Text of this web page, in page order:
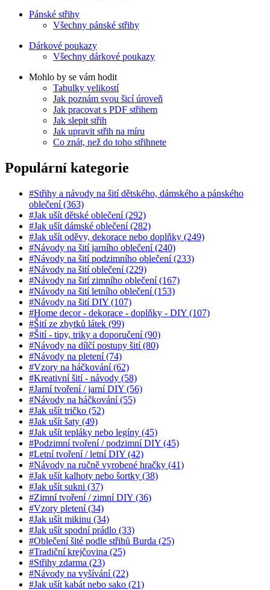
Pánské střihy
Všechny pánské střihy
Dárkové poukazy
Všechny dárkové poukazy
Mohlo by se vám hodit
Tabulky velikostí
Jak poznám svou šicí úroveň
Jak pracovat s PDF střihem
Jak slepit střih
Jak upravit střih na míru
Co znát, než do toho střihnete
Populární kategorie
#Střihy a návody na šití dětského, dámského a pánského
oblečení (363)
#Jak ušít dětské oblečení (292)
#Jak ušít dámské oblečení (282)
#Jak ušít oděvy, dekorace nebo doplňky (249)
#Návody na šití jarního oblečení (240)
#Návody na šití podzimního oblečení (233)
#Návody na šití oblečení (229)
#Návody na šití zimního oblečení (167)
#Návody na šití letního oblečení (153)
#Návody na šití DIY (107)
#Home decor - dekorace - doplňky - DIY (107)
#Šití ze zbytků látek (99)
#Šití - tipy, triky a doporučení (90)
#Návody na dílčí postupy šití (80)
#Návody na pletení (74)
#Vzory na háčkování (62)
#Kreativní šití - návody (58)
#Jarní tvoření / jarní DIY (56)
#Návody na háčkování (55)
#Jak ušít tričko (52)
#Jak ušít šaty (49)
#Jak ušít tepláky nebo legíny (45)
#Podzimní tvoření / podzimní DIY (45)
#Letní tvoření / letní DIY (42)
#Návody na ručně vyrobené hračky (41)
#Jak ušít kalhoty nebo šortky (38)
#Jak ušít sukni (37)
#Zimní tvoření / zimní DIY (36)
#Vzory pletení (34)
#Jak ušít mikinu (34)
#Jak ušít spodní prádlo (33)
#Oblečení šité podle střihů Burda (25)
#Tradiční krejčovina (25)
#Střihy zdarma (23)
#Návody na vyšívání (22)
#Jak ušít kabát nebo sako (21)